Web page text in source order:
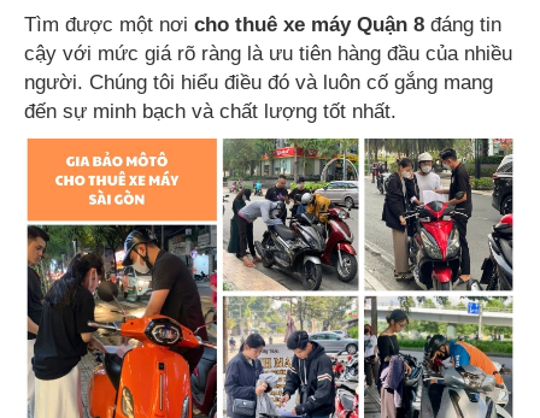
Tìm được một nơi cho thuê xe máy Quận 8 đáng tin
cậy với mức giá rõ ràng là ưu tiên hàng đầu của nhiều
người. Chúng tôi hiểu điều đó và luôn cố gắng mang
đến sự minh bạch và chất lượng tốt nhất.